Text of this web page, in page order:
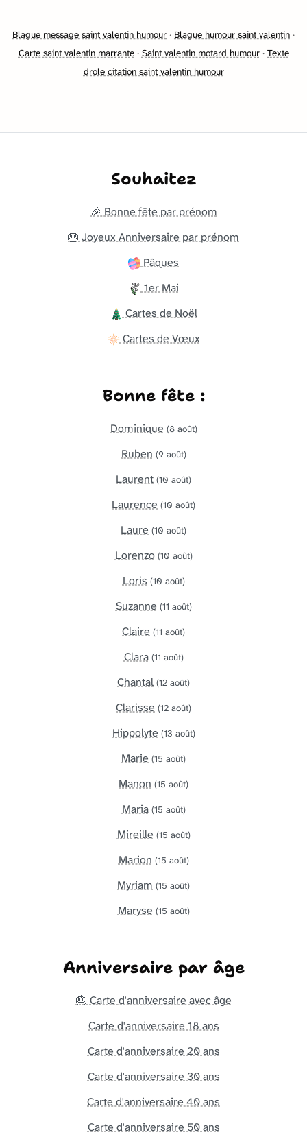
Blague message saint valentin humour · Blague humour saint valentin ·
Carte saint valentin marrante· Saint valentin motard humour· Texte
drole citation saint valentin humour
Souhaitez
🎉 Bonne fête par prénom
🎂 Joyeux Anniversaire par prénom
Pâques
1er Mai
Cartes de Noël
Cartes de Vœux
Bonne fête :
Dominique (8 août)
Ruben (9 août)
Laurent (10 août)
Laurence (10 août)
Laure (10 août)
Lorenzo (10 août)
Loris (10 août)
Suzanne (11 août)
Claire (11 août)
Clara (11 août)
Chantal (12 août)
Clarisse (12 août)
Hippolyte (13 août)
Marie (15 août)
Manon (15 août)
Maria (15 août)
Mireille (15 août)
Marion (15 août)
Myriam (15 août)
Maryse (15 août)
Anniversaire par âge
🎂 Carte d'anniversaire avec âge
Carte d'anniversaire 18 ans
Carte d'anniversaire 20 ans
Carte d'anniversaire 30 ans
Carte d'anniversaire 40 ans
Carte d'anniversaire 50 ans